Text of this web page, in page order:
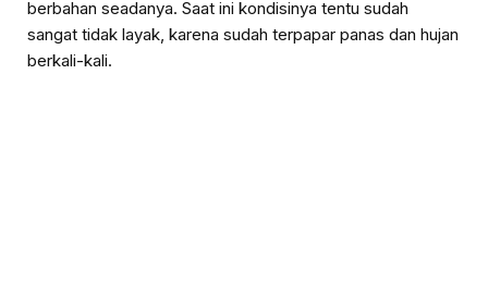
berbahan seadanya. Saat ini kondisinya tentu sudah
sangat tidak layak, karena sudah terpapar panas dan hujan
berkali-kali.